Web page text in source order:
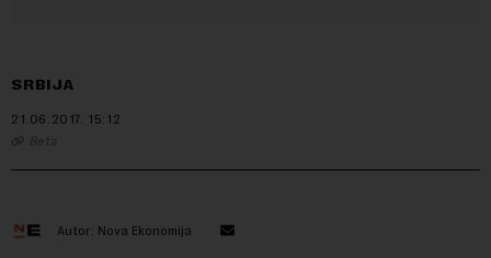
SRBIJA
21.06.2017. 15:12
Beta
Autor: Nova Ekonomija